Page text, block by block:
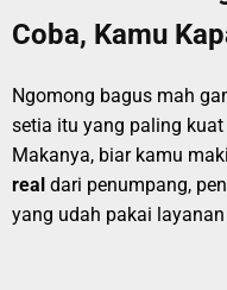
Coba, Kamu
Ngomong bagus mah
setia itu yang paling kuat
Makanya, biar kamu
real dari penumpang,
yang udah pakai layanan